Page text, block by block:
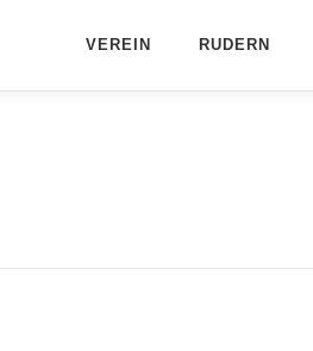
VEREIN RUDERN